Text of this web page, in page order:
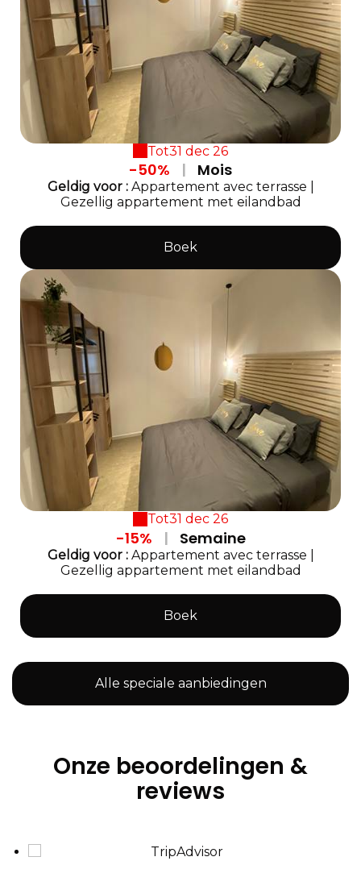
Tot31 dec 26
-50% | Mois
Geldig voor:Appartement avec terrasse
Gezellig appartement met eilandbad
Boek
Tot31 dec 26
-15% | Semaine
Geldig voor:Appartement avec terrasse
Gezellig appartement met eilandbad
Boek
Alle speciale aanbiedingen
Onze beoordelingen &
reviews